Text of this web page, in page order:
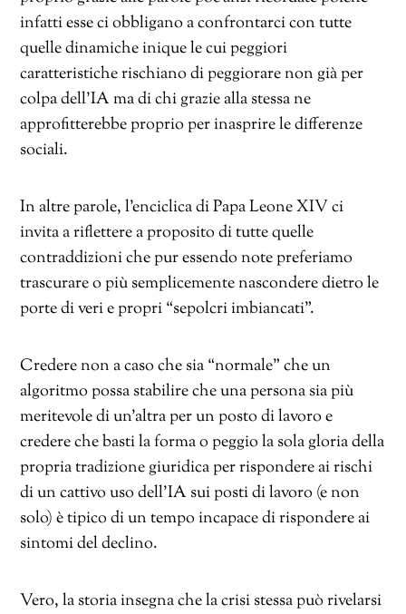
infatti esse ci obbligano a confrontarci con tutte
quelle dinamiche inique le cui peggiori
caratteristiche rischiano di peggiorare non già per
colpa dell’IA ma di chi grazie alla stessa ne
approfitterebbe proprio per inasprire le differenze
sociali.
In altre parole, l’enciclica di Papa Leone XIV ci
invita a riflettere a proposito di tutte quelle
contraddizioni che pur essendo note preferiamo
trascurare o più semplicemente nascondere dietro le
porte di veri e propri “sepolcri imbiancati”.
Credere non a caso che sia “normale” che un
algoritmo possa stabilire che una persona sia più
meritevole di un’altra per un posto di lavoro e
credere che basti la forma o peggio la sola gloria della
propria tradizione giuridica per rispondere ai rischi
di un cattivo uso dell’IA sui posti di lavoro (e non
solo) è tipico di un tempo incapace di rispondere ai
sintomi del declino.
Vero, la storia insegna che la crisi stessa può rivelarsi